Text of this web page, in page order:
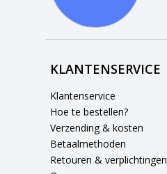
KLANTENSERVICE
Klantenservice
Hoe te bestellen?
Verzending & kosten
Betaalmethoden
Retouren & verplichtingen